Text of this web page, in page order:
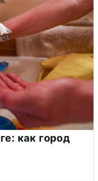
как город